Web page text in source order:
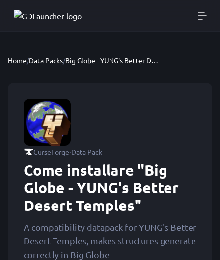
Home/Data Packs/ Big Globe - YUNG's Better Desert Temples
CurseForge·Data Pack
Come installare "Big
Globe - YUNG's Better
Desert Temples"
A compatibility datapack for YUNG's Better
Desert Temples, makes structures generate
correctly in Big Globe